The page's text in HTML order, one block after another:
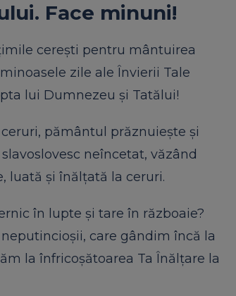
Face minuni!
cerești pentru mântuirea
zile ale Învierii Tale
lui Dumnezeu și Tatălui!
pământul prăznuiește și
neîncetat, văzând
luată și înălțată la ceruri.
în lupte și tare în războaie?
care gândim încă la
la înfricoșătoarea Ta Înălțare la